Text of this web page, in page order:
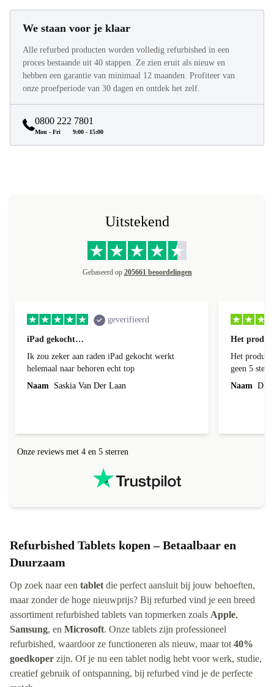
We staan voor je klaar
Alle refurbed producten worden volledig refurbished in een
proces bestaande uit 40 stappen. Ze zien eruit als nieuw en
hebben een garantie van minimaal 12 maanden. Profiteer van
onze proefperiode van 30 dagen en ontdek het zelf.
0800 222 7801
Mon - Fri 9:00 - 15:00
Uitstekend
Gebaseerd op 205661 beoordelingen
geverifieerd
iPad gekocht…
Ik zou zeker aan raden iPad gekocht werkt
helemaal naar behoren echt top
Naam
Saskia Van Der Laan
Het
Het product
geen 5 sterren geef is de onduidelijke
Naam Dhr.
Onze reviews met 4 en 5 sterren
Refurbished Tablets kopen – Betaalbaar en
Duurzaam
Op zoek naar een tablet die perfect aansluit bij jouw behoeften,
maar zonder de hoge nieuwprijs? Bij refurbed vind je een breed
assortiment refurbished tablets van topmerken zoals Apple,
Samsung, en Microsoft. Onze tablets zijn professioneel
refurbished, waardoor ze functioneren als nieuw, maar tot 40%
goedkoper zijn. Of je nu een tablet nodig hebt voor werk, studie,
creatief gebruik of ontspanning, bij refurbed vind je de perfecte